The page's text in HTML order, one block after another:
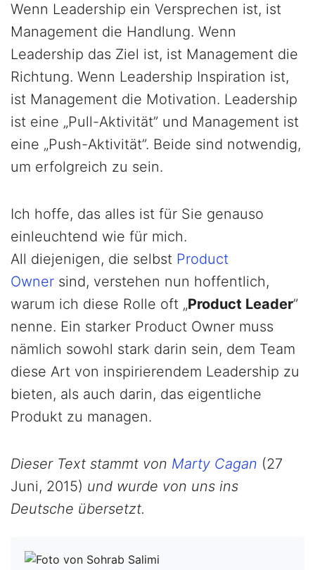
Wenn Leadership ein Versprechen ist, ist
Management die Handlung. Wenn
Leadership das Ziel ist, ist Management die
Richtung. Wenn Leadership Inspiration ist,
ist Management die Motivation. Leadership
ist eine „Pull-Aktivität” und Management ist
eine „Push-Aktivität”. Beide sind notwendig,
um erfolgreich zu sein.
Ich hoffe, das alles ist für Sie genauso
einleuchtend wie für mich.
All diejenigen, die selbst Product
Owner sind, verstehen nun hoffentlich,
warum ich diese Rolle oft „Product Leader”
nenne. Ein starker Product Owner muss
nämlich sowohl stark darin sein, dem Team
diese Art von inspirierendem Leadership zu
bieten, als auch darin, das eigentliche
Produkt zu managen.
Dieser Text stammt von Marty Cagan (27
Juni, 2015) und wurde von uns ins
Deutsche übersetzt.